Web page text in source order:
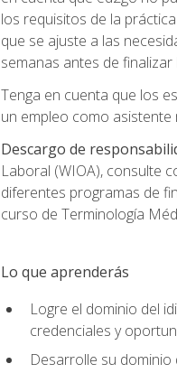
los requisitos de la
que se ajuste a las
semanas antes de
Tenga en cuenta que los
un empleo como asistente
Descargo de
Laboral (WIOA), consulte
diferentes programas de
curso de Terminología
Lo que aprenderás
Logre el dominio del
credenciales y
Desarrolle su